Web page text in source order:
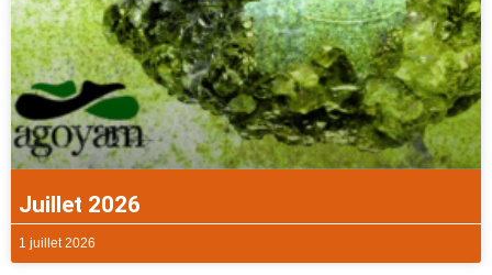
Juillet 2026
1 juillet 2026